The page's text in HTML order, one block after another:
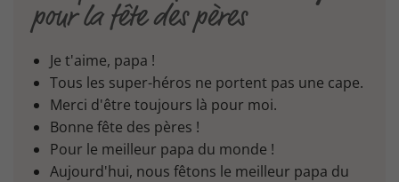
pour la fête des pères
Je t'aime, papa !
Tous les super-héros ne portent pas une cape.
Merci d'être toujours là pour moi.
Bonne fête des pères !
Pour le meilleur papa du monde !
Aujourd'hui, nous fêtons le meilleur papa du